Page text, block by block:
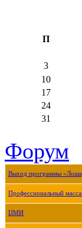
П
3
10
17
24
31
Форум
Выход программы
Профессиональный
ЦМИ